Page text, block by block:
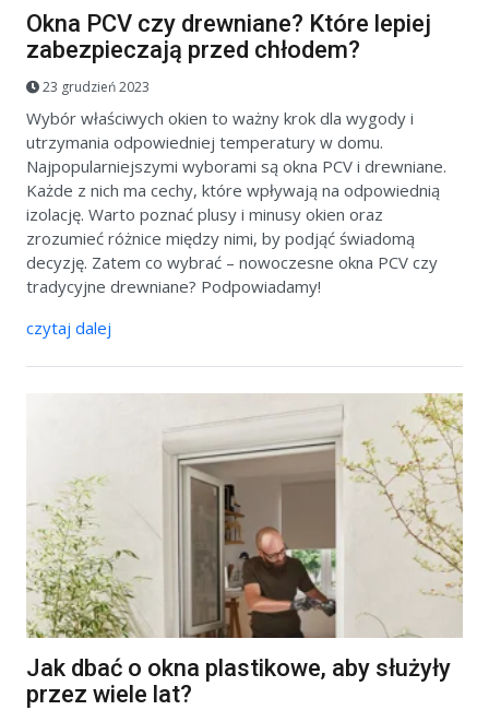
Okna PCV czy drewniane? Które lepiej
zabezpieczają przed chłodem?
23 grudzień 2023
Wybór właściwych okien to ważny krok dla wygody i
utrzymania odpowiedniej temperatury w domu.
Najpopularniejszymi wyborami są okna PCV i drewniane.
Każde z nich ma cechy, które wpływają na odpowiednią
izolację. Warto poznać plusy i minusy okien oraz
zrozumieć różnice między nimi, by podjąć świadomą
decyzję. Zatem co wybrać – nowoczesne okna PCV czy
tradycyjne drewniane? Podpowiadamy!
czytaj dalej
Jak dbać o okna plastikowe, aby służyły
przez wiele lat?